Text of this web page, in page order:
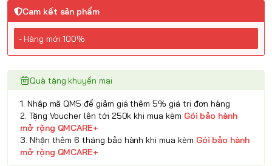
Cam kết sản phẩm
- Hàng mới 100%
Quà tặng khuyến mại
1. Nhập mã QM5 để giảm giá thêm 5% giá trị đơn hàng
2. Tặng Voucher lên tới 250k khi mua kèm Gói bảo hành
mở rộng QMCARE+
3. Nhận thêm 6 tháng bảo hành khi mua kèm Gói bảo hành
mở rộng QMCARE+